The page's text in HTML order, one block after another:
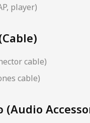
player)
cable)
cable)
(Audio